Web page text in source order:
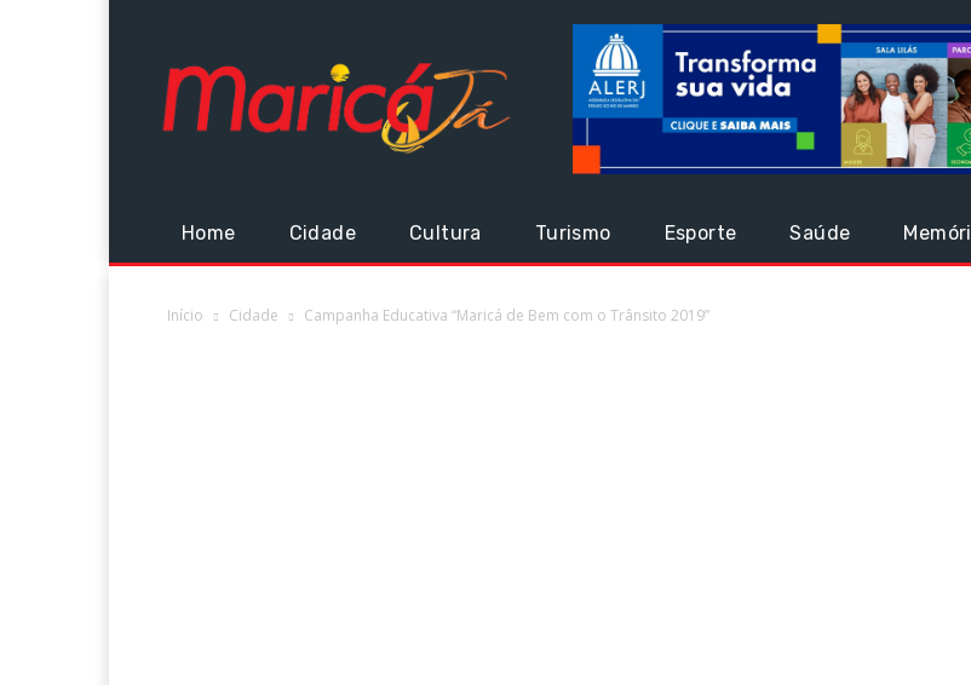
Home Cidade Cultura Turismo Esporte Saúde
Início Cidade Campanha Educativa “Maricá de Bem com o Trânsito 2019”